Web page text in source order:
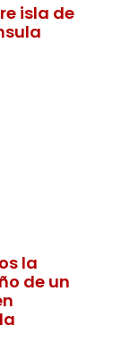
isla de
la
de un